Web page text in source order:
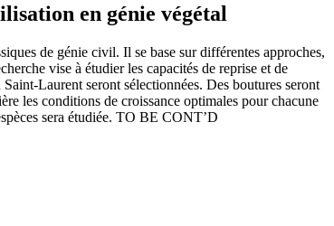
en génie végétal
de génie civil. Il se base sur différentes approches,
vise à étudier les capacités de reprise et de
Laurent seront sélectionnées. Des boutures seront
les conditions de croissance optimales pour chacune
sera étudiée. TO BE CONT’D